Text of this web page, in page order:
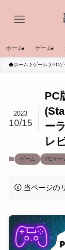
ホーム ゲーム
ホーム ゲーム PCゲ
PC
ー
レ
2023
10/15
ゲーム PCゲー
当ページの